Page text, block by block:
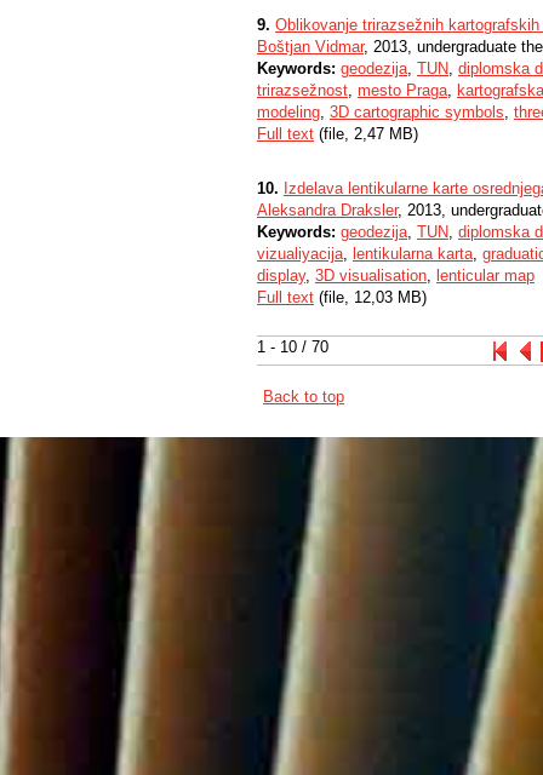
1 - 10 / 70
9. Oblikovanje trirazsežnih
Boštjan Vidmar, 2013, undergraduate
Keywords: geodezija, TUN, diplomska
trirazsežnost, mesto Praga,
modeling, 3D cartographic symbols,
Full text (file, 2,47 MB)
10. Izdelava lentikularne karte
Aleksandra Draksler, 2013,
Keywords: geodezija, TUN, diplomska
vizualiyacija, lentikularna karta,
display, 3D visualisation, lenticular map
Full text (file, 12,03 MB)
Back to top